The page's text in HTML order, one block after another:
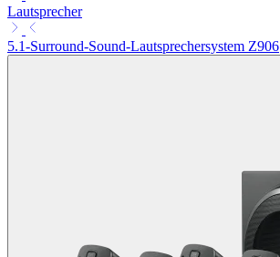
Lautsprecher
5.1-Surround-Sound-Lautsprechersystem Z906